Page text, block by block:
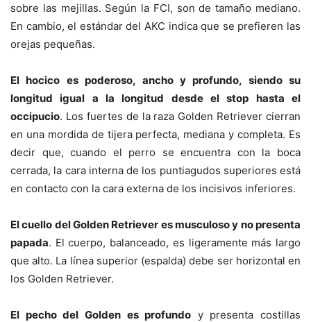
sobre las mejillas. Según la FCI, son de tamaño mediano.
En cambio, el estándar del AKC indica que se prefieren las
orejas pequeñas.
El hocico es poderoso, ancho y profundo, siendo su
longitud igual a la longitud desde el stop hasta el
occipucio. Los fuertes de la raza Golden Retriever cierran
en una mordida de tijera perfecta, mediana y completa. Es
decir que, cuando el perro se encuentra con la boca
cerrada, la cara interna de los puntiagudos superiores está
en contacto con la cara externa de los incisivos inferiores.
El cuello del Golden Retriever es musculoso y no presenta
papada. El cuerpo, balanceado, es ligeramente más largo
que alto. La línea superior (espalda) debe ser horizontal en
los Golden Retriever.
El pecho del Golden es profundo y presenta costillas